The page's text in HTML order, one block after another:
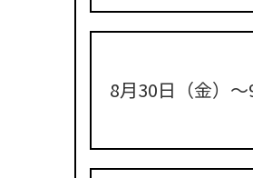
8月30日（金）〜